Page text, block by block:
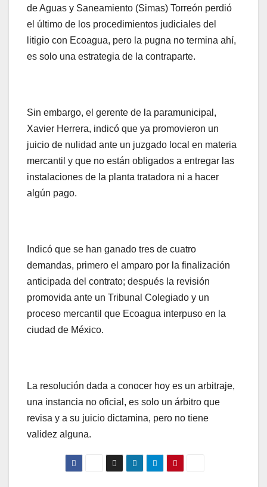
de Aguas y Saneamiento (Simas) Torreón perdió
el último de los procedimientos judiciales del
litigio con Ecoagua, pero la pugna no termina ahí,
es solo una estrategia de la contraparte.
Sin embargo, el gerente de la paramunicipal,
Xavier Herrera, indicó que ya promovieron un
juicio de nulidad ante un juzgado local en materia
mercantil y que no están obligados a entregar las
instalaciones de la planta tratadora ni a hacer
algún pago.
Indicó que se han ganado tres de cuatro
demandas, primero el amparo por la finalización
anticipada del contrato; después la revisión
promovida ante un Tribunal Colegiado y un
proceso mercantil que Ecoagua interpuso en la
ciudad de México.
La resolución dada a conocer hoy es un arbitraje,
una instancia no oficial, es solo un árbitro que
revisa y a su juicio dictamina, pero no tiene
validez alguna.